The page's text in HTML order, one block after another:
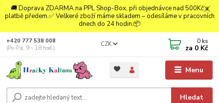
🚚 Doprava ZDARMA na PPL Shop-Box, při objednávce nad 500Kč a
platbě předem.✅ Veškeré zboží máme skladem – odesíláme v pracovních
dnech do 24 hodin.📦
Menu
CZK
Hledat
+420 777 538 008
(Po-Pá, 9 - 18 hod.)
0 ks
za 0 Kč